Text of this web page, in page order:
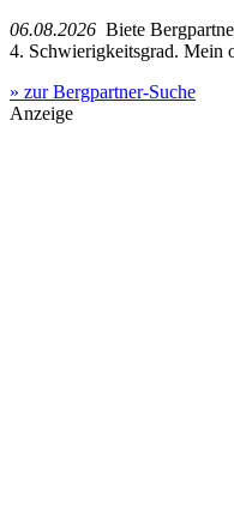
06.08.2026 Biete
4. Schwierigkeitsgrad. Mein
» zur Bergpartner-Suche
Anzeige